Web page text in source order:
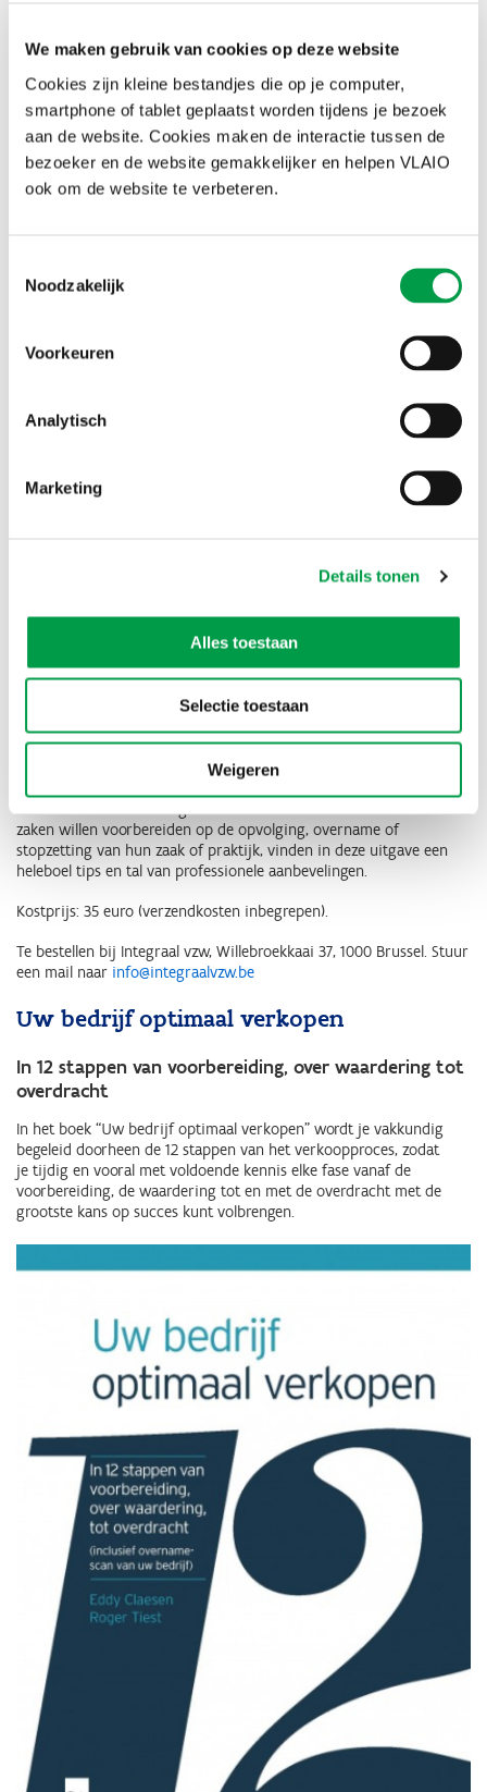
We maken gebruik van cookies op deze website
Cookies zijn kleine bestandjes die op je computer,
smartphone of tablet geplaatst worden tijdens je bezoek
aan de website. Cookies maken de interactie tussen de
bezoeker en de website gemakkelijker en helpen VLAIO
ook om de website te verbeteren.
Noodzakelijk
Voorkeuren
Analytisch
Marketing
Details tonen
Alles toestaan
Selectie toestaan
Weigeren
stopzetten
met misschien één van de grootste uitdagingen in het leven: de
moeilijke vraag naar de toekomst van het bedrijf of praktijk. Als
een aantal cruciale keuzes: de zaak of praktijk overlaten binnen de
familie, binnen de eigen werkomgeving, verkopen aan een
Daarom brachtIntegraal vzwde hernieuwde, inhoudelijk volledig
geüpdatet versie uit van ‘Uw zaak verkopen, overlaten of
stopzetten’. Dit standaardwerk rond bedrijfsoverdracht bundelt in
heldere taal alle informatie die zaakvoerders nodig hebben om een
gefundeerde beslissing te nemen rond de toekomst van hun
bedrijf. Het boek beantwoordt vragen met betrekking tot de
financiële, fiscaal-juridische, bedrijfseconomische en
administratieve aspecten van bedrijfsoverdracht.
zaken willen voorbereiden op de opvolging, overname of
stopzetting van hun zaak of praktijk, vinden in deze uitgave een
heleboel tips en tal van professionele aanbevelingen.
Kostprijs: 35 euro (verzendkosten inbegrepen).
Te bestellen bij Integraal vzw, Willebroekkaai 37, 1000 Brussel. Stuur
een mail naar info@integraalvzw.be
Uw bedrijf optimaal verkopen
In 12 stappen van voorbereiding, over waardering tot
overdracht
In het boek “Uw bedrijf optimaal verkopen” wordt je vakkundig
begeleid doorheen de 12 stappen van het verkoopproces, zodat
je tijdig en vooral met voldoende kennis elke fase vanaf de
voorbereiding, de waardering tot en met de overdracht met de
grootste kans op succes kunt volbrengen.